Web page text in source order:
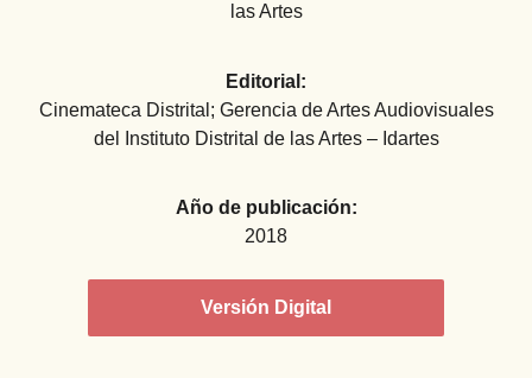
las Artes
Editorial:
Cinemateca Distrital; Gerencia de Artes Audiovisuales
del Instituto Distrital de las Artes – Idartes
Año de publicación:
2018
Versión Digital